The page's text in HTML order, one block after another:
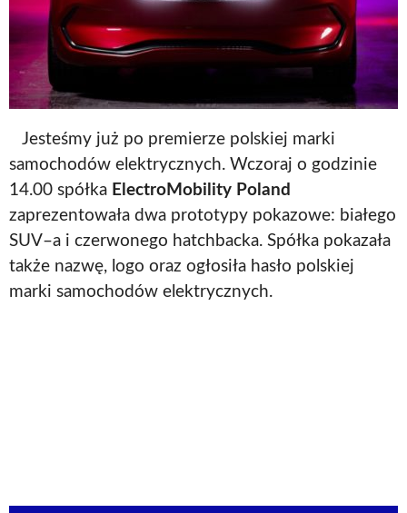
Jesteśmy już po premierze polskiej marki
samochodów elektrycznych. Wczoraj o godzinie
14.00 spółka ElectroMobility Poland
zaprezentowała dwa prototypy pokazowe: białego
SUV–a i czerwonego hatchbacka. Spółka pokazała
także nazwę, logo oraz ogłosiła hasło polskiej
marki samochodów elektrycznych.